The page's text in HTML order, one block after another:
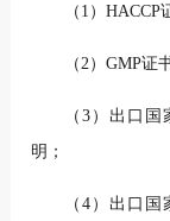
（1）HACCP
（2）GMP证
（3）出口
明；
（4）出口